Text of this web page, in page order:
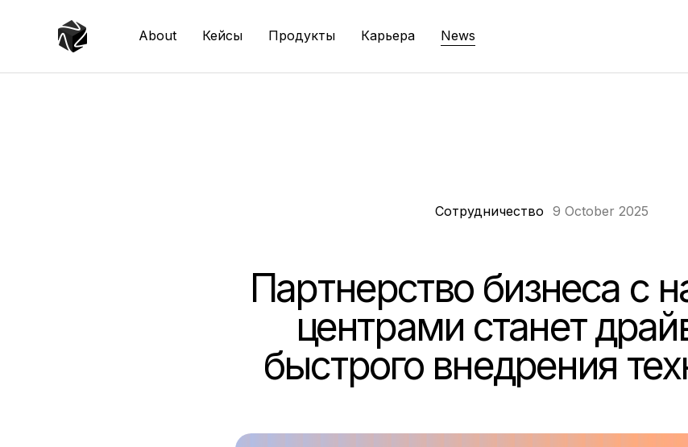
About Кейсы Продукты Карьера News
Сотрудничество 9 October 2025
Партнерство бизнеса с
центрами станет
быстрого внедрения